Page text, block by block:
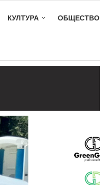
КУЛТУРА ОБЩЕСТВО